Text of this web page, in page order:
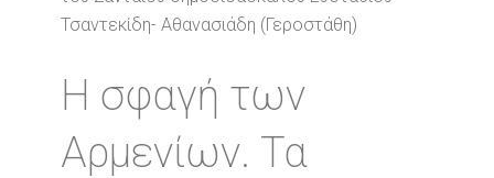
Τσαντεκίδη- Αθανασιάδη (Γεροστάθη)
Η σφαγή των
Αρμενίων. Τα